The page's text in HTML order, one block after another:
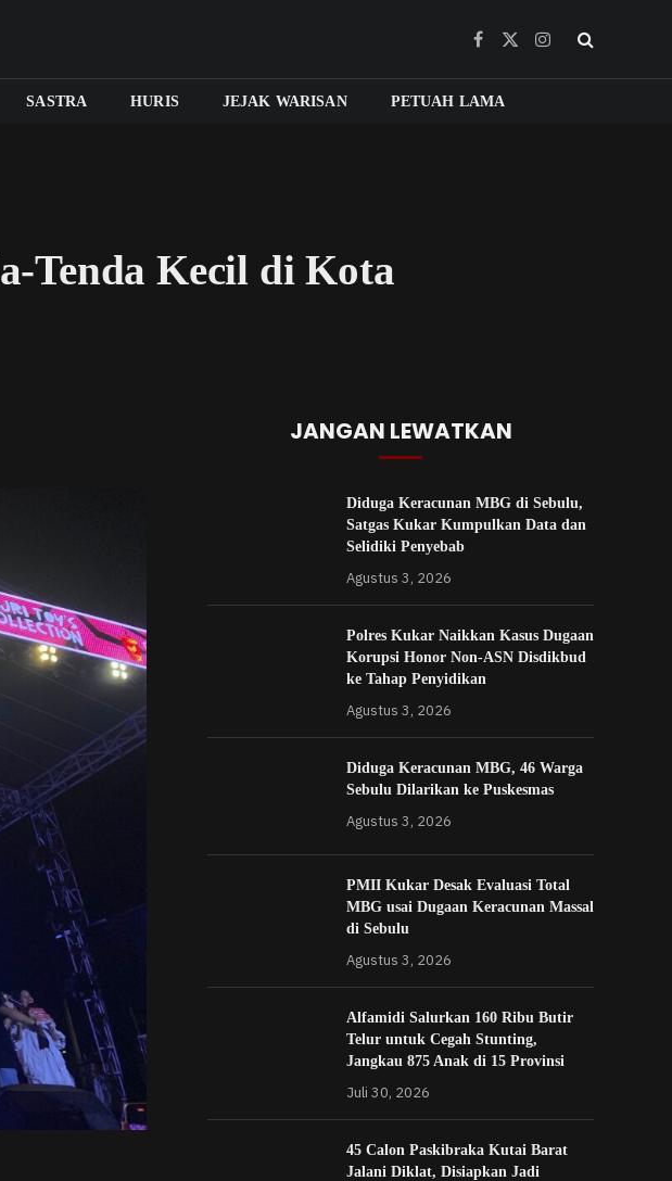
Facebook
X
Instagram
SASTRA HURIS JEJAK WARISAN PETUAH LAMA
Tenda Kecil di Kota
JANGAN LEWATKAN
Diduga Keracunan MBG di Sebulu,
Satgas Kukar Kumpulkan Data dan
Selidiki Penyebab
Agustus 3, 2026
Polres Kukar Naikkan Kasus Dugaan
Korupsi Honor Non-ASN Disdikbud
ke Tahap Penyidikan
Agustus 3, 2026
Diduga Keracunan MBG, 46 Warga
Sebulu Dilarikan ke Puskesmas
Agustus 3, 2026
PMII Kukar Desak Evaluasi Total
MBG usai Dugaan Keracunan Massal
di Sebulu
Agustus 3, 2026
Alfamidi Salurkan 160 Ribu Butir
Telur untuk Cegah Stunting,
Jangkau 875 Anak di 15 Provinsi
Juli 30, 2026
45 Calon Paskibraka Kutai Barat
Jalani Diklat, Disiapkan Jadi